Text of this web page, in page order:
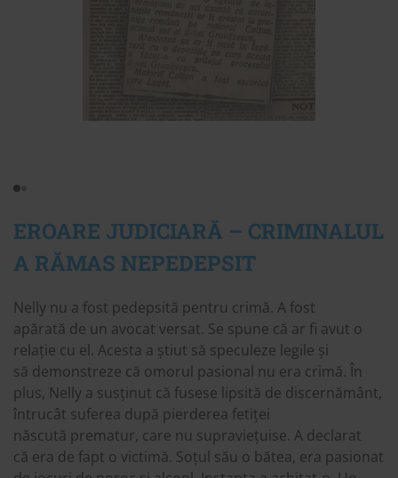
EROARE JUDICIARĂ – CRIMINALUL
A RĂMAS NEPEDEPSIT
Nelly nu a fost pedepsită pentru crimă. A fost
apărată de un avocat versat. Se spune că ar fi avut o
relație cu el. Acesta a știut să speculeze legile și
să demonstreze că omorul pasional nu era crimă. În
plus, Nelly a susținut că fusese lipsită de discernământ,
întrucât suferea după pierderea fetiței
născută prematur, care nu supraviețuise. A declarat
că era de fapt o victimă. Soțul său o bătea, era pasionat